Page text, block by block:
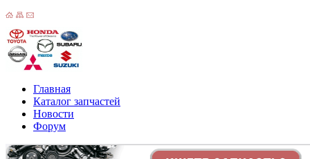
Главная
Каталог запчастей
Новости
Форум